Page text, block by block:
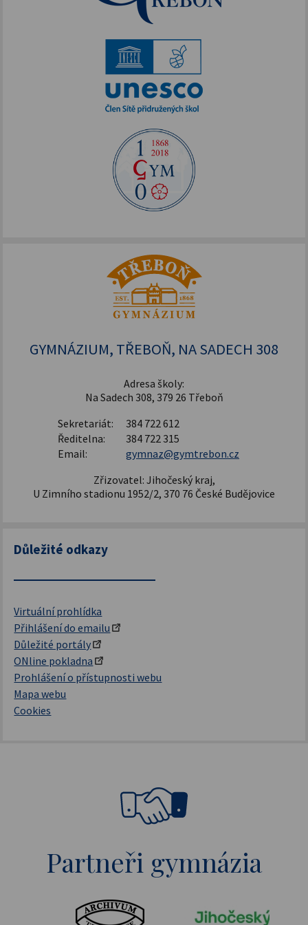
Podpora vzdělávání
Škola bez hranic
Půdní vestavba
Přírodovědné pobytové kurzy
Jazykové kompetence
Archív projektů
Zdravý životní styl
Akce podpořené FOTOS
Alej Toma Schreckera
FOTOSKOP
GYMNÁZIUM, TŘEBOŇ, NA SADECH 308
Adresa školy:
Na Sadech 308, 379 26 Třeboň
Sekretariát:
384 722 612
Ředitelna:
384 722 315
Email:
gymnaz@gymtrebon.cz
Zřizovatel: Jihočeský kraj,
U Zimního stadionu 1952/2, 370 76 České Budějovice
Důležité odkazy
Virtuální prohlídka
Přihlášení do emailu
Důležité portály
ONline pokladna
Prohlášení o přístupnosti webu
Mapa webu
Cookies
Partneři gymnázia